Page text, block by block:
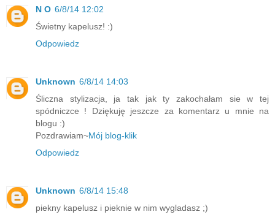
N O 6/8/14 12:02
Świetny kapelusz! :)
Odpowiedz
Unknown 6/8/14 14:03
Śliczna stylizacja, ja tak jak ty zakochałam sie w tej
spódniczce ! Dziękuję jeszcze za komentarz u mnie na
blogu :)
Pozdrawiam~Mój blog-klik
Odpowiedz
Unknown 6/8/14 15:48
piekny kapelusz i pieknie w nim wygladasz ;)